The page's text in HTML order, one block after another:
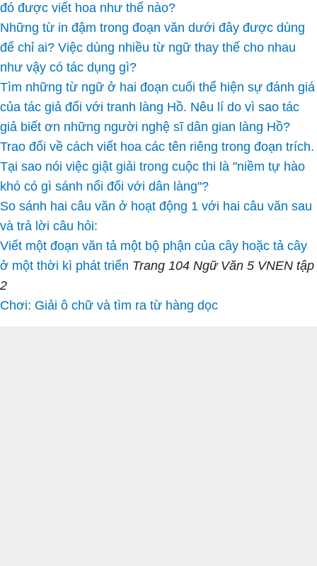
đó được viết hoa như thế nào?
Những từ in đậm trong đoạn văn dưới đây được dùng
để chỉ ai? Việc dùng nhiều từ ngữ thay thế cho nhau
như vậy có tác dụng gì?
Tìm những từ ngữ ở hai đoạn cuối thể hiện sự đánh giá
của tác giả đối với tranh làng Hồ. Nêu lí do vì sao tác
giả biết ơn những người nghệ sĩ dân gian làng Hồ?
Trao đổi về cách viết hoa các tên riêng trong đoạn trích.
Tại sao nói việc giật giải trong cuộc thi là "niềm tự hào
khó có gì sánh nổi đối với dân làng"?
So sánh hai câu văn ở hoạt động 1 với hai câu văn sau
và trả lời câu hỏi:
Viết một đoạn văn tả một bộ phận của cây hoặc tả cây
ở một thời kì phát triển Trang 104 Ngữ Văn 5 VNEN tập
2
Chơi: Giải ô chữ và tìm ra từ hàng dọc